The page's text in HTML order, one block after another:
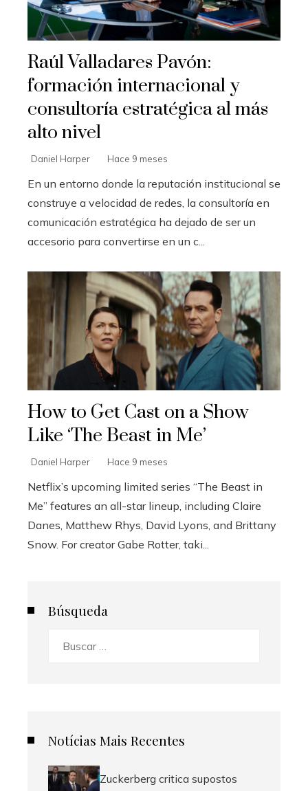
Raúl Valladares Pavón:
formación internacional y
consultoría estratégica al más
alto nivel
Daniel Harper Hace 9 meses
En un entorno donde la reputación institucional se
construye a velocidad de redes, la consultoría en
comunicación estratégica ha dejado de ser un
accesorio para convertirse en un c...
How to Get Cast on a Show
Like ‘The Beast in Me’
Daniel Harper Hace 9 meses
Netflix’s upcoming limited series “The Beast in
Me” features an all-star lineup, including Claire
Danes, Matthew Rhys, David Lyons, and Brittany
Snow. For creator Gabe Rotter, taki...
Búsqueda
Notícias Mais Recentes
Zuckerberg critica supostos